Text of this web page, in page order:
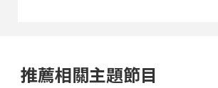
推薦相關主題節目